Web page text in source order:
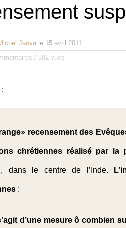
Janva le 15 avril 2011
/ 582 vues
:
recensement des
chrétiennes réalisé par la
dans le centre de l’Inde.
:
d’une mesure ô combien